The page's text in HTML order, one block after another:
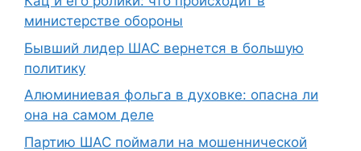
министерстве обороны
Бывший лидер ШАС вернется в большую
политику
Алюминиевая фольга в духовке: опасна ли
она на самом деле
Партию ШАС поймали на мошеннической